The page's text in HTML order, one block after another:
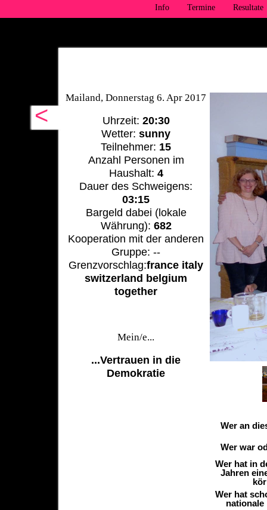
Info Termine Resultate
<
Mailand, Donnerstag 6. Apr 2017
Uhrzeit: 20:30
Wetter: sunny
Teilnehmer: 15
Anzahl Personen im
Haushalt: 4
Dauer des Schweigens:
03:15
Bargeld dabei (lokale
Währung): 682
Kooperation mit der anderen
Gruppe: --
Grenzvorschlag:france italy
switzerland belgium
together
Mein/e...
...Vertrauen in die
Demokratie
Wer an
Wer war
Wer hat in
Jahren
Wer hat